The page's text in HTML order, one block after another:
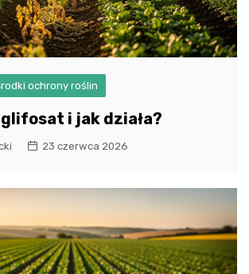
ochrony roślin
i jak działa?
23 czerwca 2026